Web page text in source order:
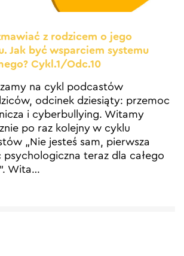
z rodzicem o jego
Jak być wsparciem systemu
Cykl.1/Odc.10
na cykl podcastów
odcinek dziesiąty: przemoc
i cyberbullying. Witamy
po raz kolejny w cyklu
„Nie jesteś sam, pierwsza
psychologiczna teraz dla całego
Wita…